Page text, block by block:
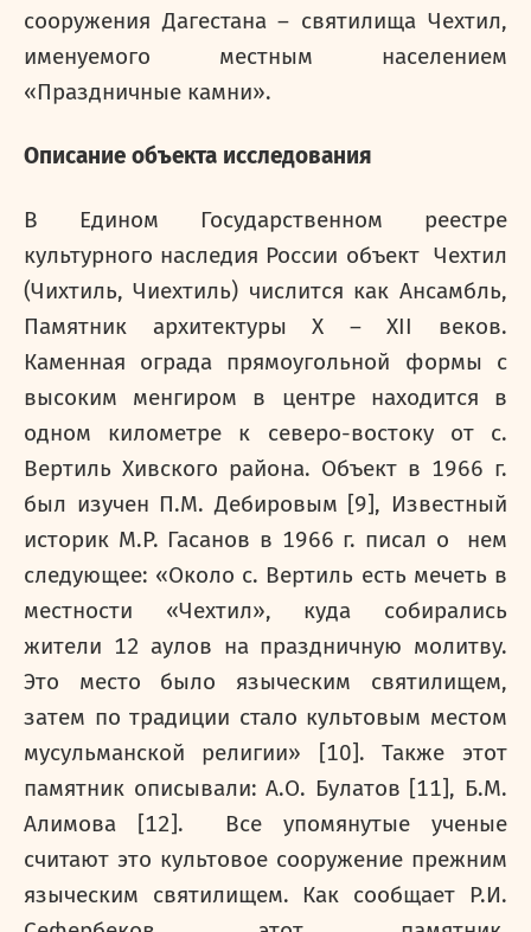
сооружения Дагестана – святилища Чехтил,
именуемого местным населением
«Праздничные камни».
Описание объекта исследования
В Едином Государственном реестре
культурного наследия России объект Чехтил
(Чихтиль, Чиехтиль) числится как Ансамбль,
Памятник архитектурыX –XII
веков.
Каменная ограда прямоугольной формы с
высоким менгиром в центре находится в
одном километре к северо-востоку от с.
Вертиль Хивского района. Объект в 1966 г.
был изучен П.М. Дебировым [9], Известный
историк М.Р. Гасанов в 1966 г. писал о нем
следующее: «Около с. Вертиль есть мечеть в
местности «Чехтил», куда собирались
жители 12 аулов на праздничную молитву.
Это место было языческим святилищем,
затем по традиции стало культовым местом
мусульманской религии» [10]. Также этот
памятник описывали: А.О. Булатов [11], Б.М.
Алимова [12]. Все упомянутые ученые
считают это культовое сооружение прежним
языческим святилищем. Как сообщает Р.И.